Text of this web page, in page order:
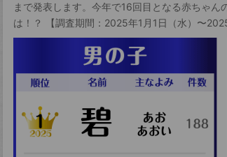
まで発表します。今年で16回目となる赤ちゃ
は！？ 【調査期間：2025年1月1日（水）〜